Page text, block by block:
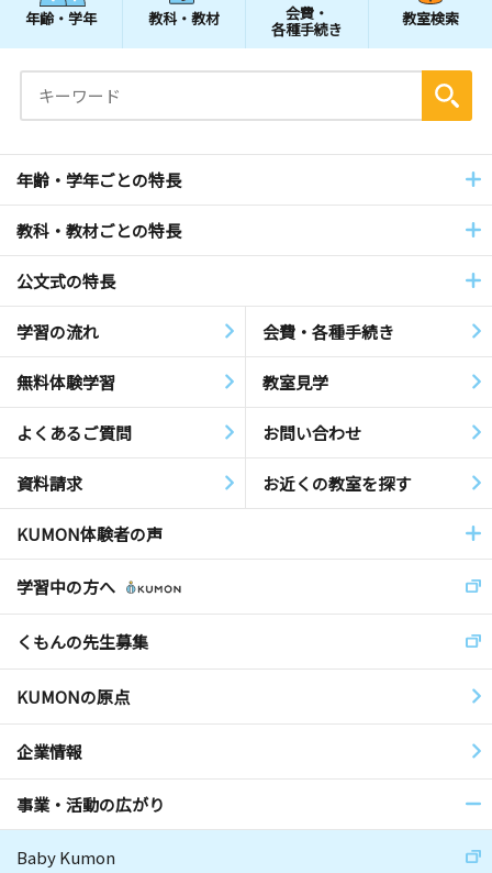
年齢・学年 教科・教材 会費・
各種手続き
教室検索
年齢・学年ごとの特長
教科・教材ごとの特長
公文式の特長
学習の流れ 会費・各種手続き
無料体験学習 教室見学
よくあるご質問 お問い合わせ
資料請求 お近くの教室を探す
KUMON体験者の声
学習中の方へ
くもんの先生募集
KUMONの原点
企業情報
事業・活動の広がり
Baby Kumon